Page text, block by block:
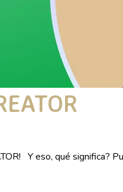
Y eso, qué significa?